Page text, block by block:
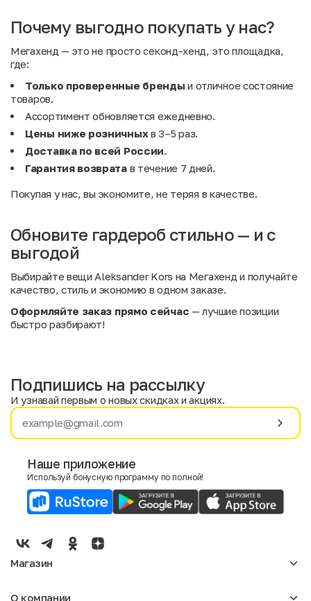
Почему выгодно покупать у нас?
Мегахенд — это не просто секонд-хенд, это площадка,
где:
Только проверенные бренды и отличное состояние
товаров.
Ассортимент обновляется ежедневно.
Цены ниже розничныхв 3–5 раз.
Доставка по всей России.
Гарантия возвратав течение 7 дней.
Покупая у нас, вы экономите, не теряя в качестве.
Обновите гардероб стильно — и с
выгодой
Выбирайте вещи Aleksander Kors на Мегахенд и получайте
качество, стиль и экономию в одном заказе.
Оформляйте заказ прямо сейчас — лучшие позиции
быстро разбирают!
Имя
E-mail
Мужской
Женский
Подпишись на рассылку
И узнавай первым о новых скидках и акциях.
Наше приложение
Используй бонусную программу по полной!
Магазин
О компании